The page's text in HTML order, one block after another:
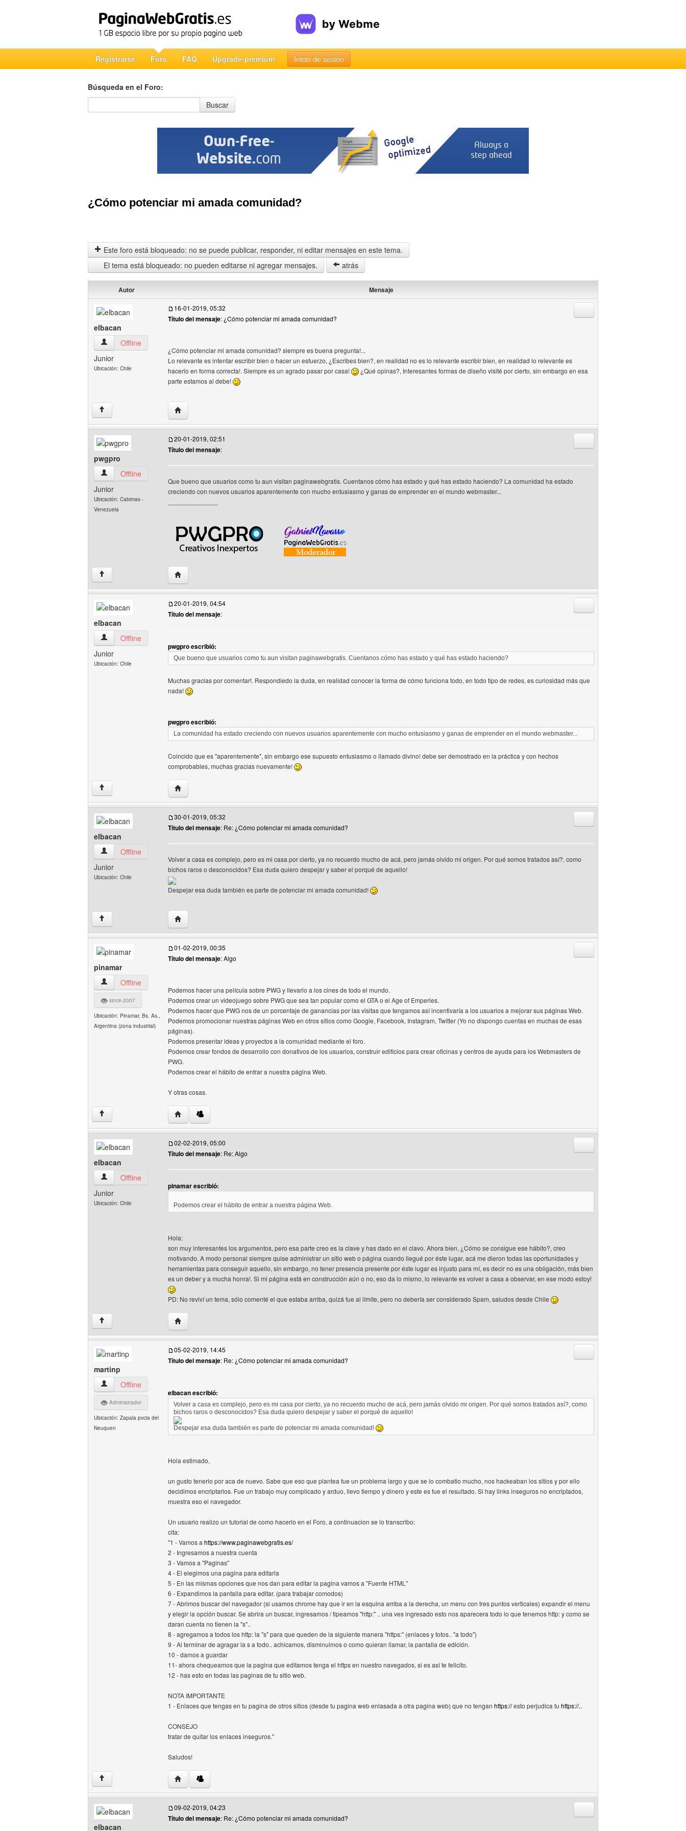
Registrarse Foro FAQ Upgrade-premium Inicio de sesión
Búsqueda en el Foro:
Búsqueda en el Foro
Buscar
¿Cómo potenciar mi amada comunidad?
Este foro está bloqueado: no se puede publicar, responder, ni editar mensajes en este tema.
El tema está bloqueado: no pueden editarse ni agregar mensajes.
atrás
Autor Mensaje
elbacan
elbacan Ver perfil del usuario
Offline
Junior
Ubicación: Chile
16-01-2019, 05:32
Título del mensaje: ¿Cómo potenciar mi amada comunidad?
¿Cómo potenciar mi amada comunidad? siempre es buena pregunta!...
Lo relevante es intentar escribir bien o hacer un esfuerzo, ¿Escribes bien?, en realidad no es lo relevante escribir bien, en realidad lo relevante es
hacerlo en forma correcta!. Siempre es un agrado pasar por casa!
¿Qué opinas?, Interesantes formas de diseño visité por cierto, sin embargo en esa
parte estamos al debe!
↑ Visitar sitio web del autor: elbacan
pwgpro
pwgpro Ver perfil del usuario
Offline
Junior
Ubicación: Cabimas -
Venezuela
20-01-2019, 02:51
Título del mensaje:
Que bueno que usuarios como tu aun visitan paginawebgratis. Cuentanos cómo has estado y qué has estado haciendo? La comunidad ha estado
creciendo con nuevos usuarios aparentemente con mucho entusiasmo y ganas de emprender en el mundo webmaster...
↑ Visitar sitio web del autor: pwgpro
elbacan
elbacan Ver perfil del usuario
Offline
Junior
Ubicación: Chile
20-01-2019, 04:54
Título del mensaje:
pwgpro escribió:
Que bueno que usuarios como tu aun visitan paginawebgratis. Cuentanos cómo has estado y qué has estado haciendo?
Muchas gracias por comentar!. Respondiedo la duda, en realidad conocer la forma de cómo funciona todo, en todo tipo de redes, es curiosidad más que
nada!
pwgpro escribió:
La comunidad ha estado creciendo con nuevos usuarios aparentemente con mucho entusiasmo y ganas de emprender en el mundo webmaster...
Coincido que es "aparentemente", sin embargo ese supuesto entusiasmo o llamado divino! debe ser demostrado en la práctica y con hechos
comprobables, muchas gracias nuevamente!
↑ Visitar sitio web del autor: elbacan
elbacan
elbacan Ver perfil del usuario
Offline
Junior
Ubicación: Chile
30-01-2019, 05:32
Título del mensaje: Re: ¿Cómo potenciar mi amada comunidad?
Volver a casa es complejo, pero es mi casa por cierto, ya no recuerdo mucho de acá, pero jamás olvido mi origen. Por qué somos tratados así?, como
bichos raros o desconocidos? Esa duda quiero despejar y saber el porqué de aquello!
Despejar esa duda también es parte de potenciar mi amada comunidad!
↑ Visitar sitio web del autor: elbacan
pinamar
pinamar Ver perfil del usuario
Offline
since-2007
Ubicación: Pinamar, Bs. As.,
Argentina (zona industrial)
01-02-2019, 00:35
Título del mensaje: Algo
Podemos hacer una película sobre PWG y llevarlo a los cines de todo el mundo.
Podemos crear un videojuego sobre PWG que sea tan popular como el GTA o el Age of Emperies.
Podemos hacer que PWG nos de un porcentaje de ganancias por las visitas que tengamos así incentivaría a los usuarios a mejorar sus páginas Web.
Podemos promocionar nuestras páginas Web en otros sitios como Google, Facebook, Instagram, Twitter (Yo no dispongo cuentas en muchas de esas
páginas).
Podemos presentar ideas y proyectos a la comunidad mediante el foro.
Podemos crear fondos de desarrollo con donativos de los usuarios, construir edificios para crear oficinas y centros de ayuda para los Webmasters de
PWG.
Podemos crear el hábito de entrar a nuestra página Web.
Y otras cosas.
↑ Visitar sitio web del autor: pinamar
elbacan
elbacan Ver perfil del usuario
Offline
Junior
Ubicación: Chile
02-02-2019, 05:00
Título del mensaje: Re: Algo
pinamar escribió:
Podemos crear el hábito de entrar a nuestra página Web.
Hola:
son muy interesantes los argumentos, pero esa parte creo es la clave y has dado en el clavo. Ahora bien, ¿Cómo se consigue ese hábito?, creo
motivando. A modo personal siempre quise administrar un sitio web o página cuando llegué por éste lugar, acá me dieron todas las oportunidades y
herramientas para conseguir aquello, sin embargo, no tener presencia presente por éste lugar es injusto para mí, es decir no es una obligación, más bien
es un deber y a mucha honra!. Si mi página está en construcción aún o no, eso da lo mismo, lo relevante es volver a casa a observar, en ese modo estoy!
PD: No reviví un tema, sólo comenté el que estaba arriba, quizá fue al límite, pero no debería ser considerado Spam, saludos desde Chile
↑ Visitar sitio web del autor: elbacan
martinp
martinp Ver perfil del usuario
Offline
Administrador
Ubicación: Zapala pvcia del
Neuquen
05-02-2019, 14:45
Título del mensaje: Re: ¿Cómo potenciar mi amada comunidad?
elbacan escribió:
Volver a casa es complejo, pero es mi casa por cierto, ya no recuerdo mucho de acá, pero jamás olvido mi origen. Por qué somos tratados así?, como
bichos raros o desconocidos? Esa duda quiero despejar y saber el porqué de aquello!
Despejar esa duda también es parte de potenciar mi amada comunidad!
Hola estimado,
un gusto tenerlo por aca de nuevo. Sabe que eso que plantea fue un problema largo y que se lo combatio mucho, nos hackeaban los sitios y por ello
decidimos encriptarlos. Fue un trabajo muy complicado y arduo, llevo tiempo y dinero y este es fue el resultado. Si hay links inseguros no encriptados,
muestra eso el navegador.
Un usuario realizo un tutorial de como hacerlo en el Foro, a continuacion se lo transcribo:
cita:
"1 - Vamos a https://www.paginawebgratis.es/
2 - Ingresamos a nuestra cuenta
3 - Vamos a "Paginas"
4 - El elegimos una pagina para editarla
5 - En las mismas opciones que nos dan para editar la pagina vamos a "Fuente HTML"
6 - Expandimos la pantalla para editar. (para trabajar comodos)
7 - Abrimos buscar del navegador (si usamos chrome hay que ir en la esquina arriba a la derecha, un menu con tres puntos verticales) expandir el menu
y elegir la opción buscar. Se abrira un buscar, ingresamos / tipeamos "http:" .. una ves ingresado esto nos aparecera todo lo que tenemos http: y como se
daran cuenta no tienen la "s"..
8 - agregamos a todos los http: la "s" para que queden de la siguiente manera "https:" (enlaces y fotos.. "a todo")
9 - Al terminar de agragar la s a todo.. achicamos, disminuimos o como quieran llamar, la pantalla de edición.
10 - damos a guardar
11- ahora chequeamos que la pagina que editamos tenga el https en nuestro navegados, si es así te felicito.
12 - has esto en todas las paginas de tu sitio web.
NOTA IMPORTANTE
1 - Enlaces que tengas en tu pagina de otros sitios (desde tu pagina web enlasada a otra pagina web) que no tengan https://esto perjudica tu https://..
CONSEJO
tratar de quitar los enlaces inseguros."
Saludos!
↑ Visitar sitio web del autor: martinp
elbacan
09-02-2019, 04:23
Título del mensaje: Re: ¿Cómo potenciar mi amada comunidad?